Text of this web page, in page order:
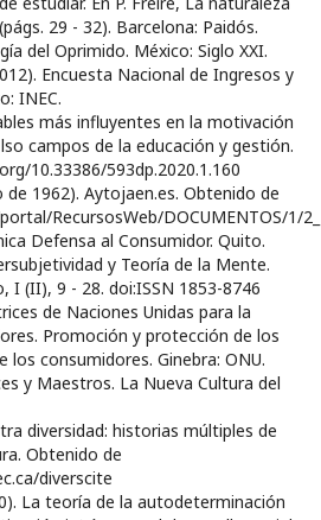
29 - 32). Barcelona: Paidós.
del Oprimido. México: Siglo XXI.
Encuesta Nacional de Ingresos y
INEC.
más influyentes en la motivación
campos de la educación y gestión.
10.33386/593dp.2020.1.160
de 1962). Aytojaen.es. Obtenido de
RecursosWeb/DOCUMENTOS/1/
Defensa al Consumidor. Quito.
y Teoría de la Mente.
I (II), 9 - 28. doi:ISSN 1853-8746
de Naciones Unidas para la
Promoción y protección de los
los consumidores. Ginebra: ONU.
y Maestros. La Nueva Cultura del
diversidad: historias múltiples de
Obtenido de
diverscite
La teoría de la autodeterminación